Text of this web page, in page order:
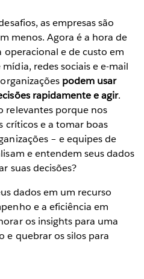
as empresas são
menos. Agora é a hora de
e de custo em
redes sociais e e-mail
podem usar
rapidamente e agir.
relevantes porque nos
críticos e a tomar boas
– e equipes de
e entendem seus dados
suas decisões?
dados em um recurso
e a eficiência em
os insights para uma
e quebrar os silos para